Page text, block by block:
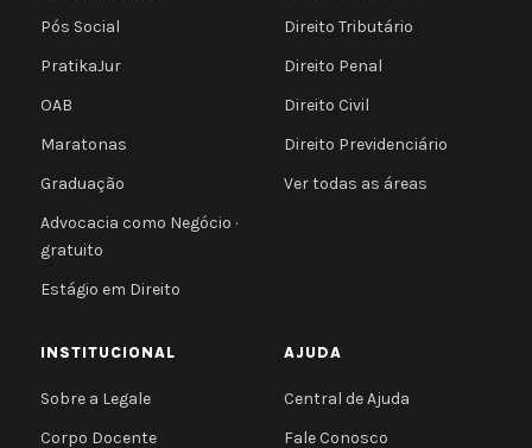
Pós Social
PratikaJur
OAB
Maratonas
Graduação
Advocacia como Negócio ·
gratuito
Estágio em Direito
Direito Tributário
Direito Penal
Direito Civil
Direito Previdenciário
Ver todas as áreas
INSTITUCIONAL
Sobre a Legale
Corpo Docente
AJUDA
Central de Ajuda
Fale Conosco